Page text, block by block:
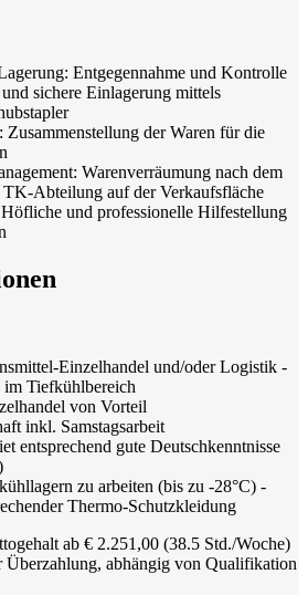
Entgegennahme und Kontrolle
sichere Einlagerung mittels
der Waren für die
Warenverräumung nach dem
Abteilung auf der Verkaufsfläche
und professionelle Hilfestellung
Einzelhandel und/oder Logistik -
im Tiefkühlbereich
von Vorteil
inkl. Samstagsarbeit
entsprechend gute Deutschkenntnisse
zu arbeiten (bis zu -28°C) -
Thermo-Schutzkleidung
ab € 2.251,00 (38.5 Std./Woche)
Überzahlung, abhängig von Qualifikation